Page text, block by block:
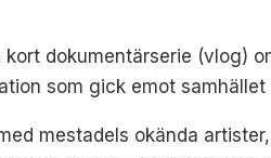
kort dokumentärserie (vlog)
som gick emot
mestadels okända